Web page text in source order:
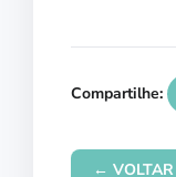
Compartilhe:
←